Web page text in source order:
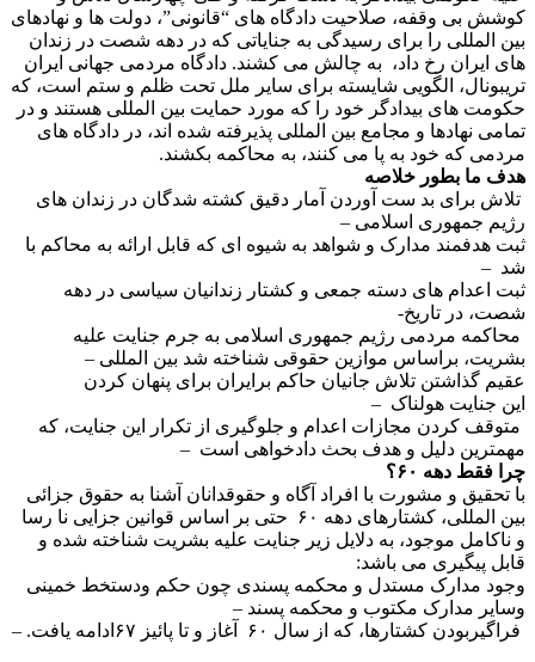
کوشش بی وقفه، صلاحیت دادگاه های “قانونی”، دولت ها و نهادهای
بین المللی را برای رسیدگی به جنایاتی که در دهه شصت در زندان
های ایران رخ داد، به چالش می کشند. دادگاه مردمی جهانی ایران
تریبونال، الگویی شایسته برای سایر ملل تحت ظلم و ستم است، که
حکومت های بیدادگر خود را که مورد حمایت بین المللی هستند و در
تمامی نهادها و مجامع بین المللی پذیرفته شده اند، در دادگاه های
مردمی که خود به پا می کنند، به محاکمه بکشند.
هدف ما بطور خلاصه
تلاش برای بد ست آوردن آمار دقیق کشته شدگان در زندان های
رژیم جمهوری اسلامی –
ثبت هدفمند مدارک و شواهد به شیوه ای که قابل ارائه به محاکم با
شد –
ثبت اعدام های دسته جمعی و کشتار زندانیان سیاسی در دهه
شصت، در تاریخ-
محاکمه مردمی رژیم جمهوری اسلامی به جرم جنایت علیه
بشریت، براساس موازین حقوقی شناخته شد بین المللی –
عقیم گذاشتن تلاش جانیان حاکم برایران برای پنهان کردن
این جنایت هولناک –
متوقف کردن مجازات اعدام و جلوگیری از تکرار این جنایت، که
مهمترین دلیل و هدف بحث دادخواهی است –
چرا فقط دهه ۶۰؟
با تحقیق و مشورت با افراد آگاه و حقوقدانان آشنا به حقوق جزائی
بین المللی، کشتارهای دهه ۶۰ حتی بر اساس قوانین جزایی نا رسا
و ناکامل موجود، به دلایل زیر جنایت علیه بشریت شناخته شده و
قابل پیگیری می باشد:
وجود مدارک مستدل و محکمه پسندی چون حکم ودستخط خمینی
وسایر مدارک مکتوب و محکمه پسند –
فراگیربودن کشتارها، که از سال ۶٠ آغاز و تا پائیز ۶۷ادامه یافت. –